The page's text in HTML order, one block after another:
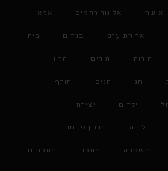
אישה אלינור רחמים אמא
ארוחת ערב בגדים בית
הורות הורים הריון
חג חגים חורף
ילדים יצירה
לידה מגזין פנימה
משפחה מתכון מתכונים